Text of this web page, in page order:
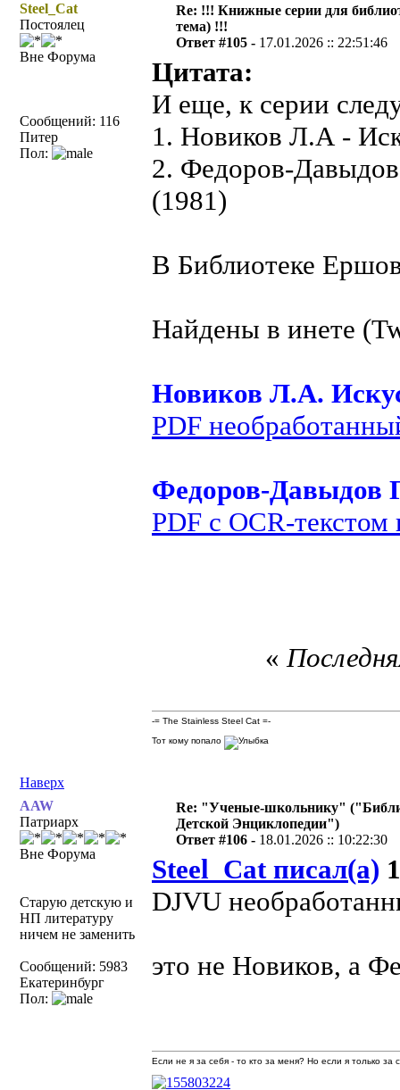
Steel_Cat
Постоялец
Вне Форума
Сообщений: 116
Питер
Пол:
Re: !!! Книжные серии для
тема) !!!
Ответ #105 - 17.01.2026 :: 22:51:46
Цитата:
И еще, к серии
1. Новиков Л.А -
2. Федоров-
(1981)
В Библиотеке
Найдены в инете
Новиков Л.А.
PDF
Федоров-Давыдов
PDF с OCR-
Наверх
«
-= The Stainless Steel Cat =-
Тот кому попало
AAW
Патриарх
Вне Форума
Старую детскую и
НП литературу
ничем не заменить
Сообщений: 5983
Екатеринбург
Пол:
Re: "Ученые-школьнику"
Детской Энциклопедии")
Ответ #106 - 18.01.2026 :: 10:22:30
Steel_Cat писал(а)
DJVU
это не Новиков, а
Если не я за себя - то кто за меня? Но если я только